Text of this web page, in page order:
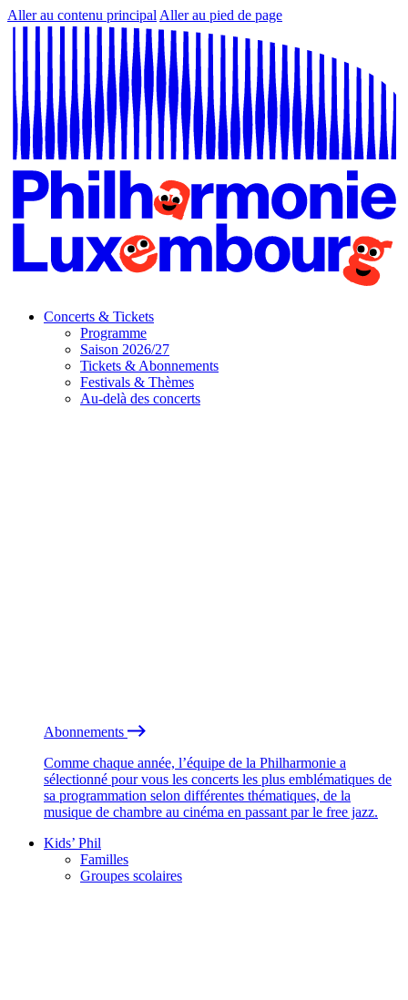
Aller au contenu principal Aller au pied de page
Concerts & Tickets
Programme
Saison 2026/27
Tickets & Abonnements
Festivals & Thèmes
Au-delà des concerts
Abonnements
Comme chaque année, l’équipe de la Philharmonie a
sélectionné pour vous les concerts les plus emblématiques de
sa programmation selon différentes thématiques, de la
musique de chambre au cinéma en passant par le free jazz.
Kids’ Phil
Familles
Groupes scolaires